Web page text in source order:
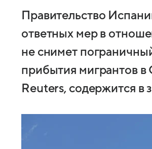
Правительство
ответных мер в
не снимет
прибытия мигрантов в
Reuters, содержится в